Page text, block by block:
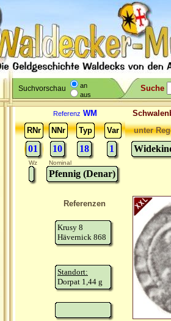
Suchvorschau
an
aus
Suche
Referenz WM
RNr
NNr Typ Var
01 10 18 1
unter
Wz Nominal
Pfennig (Denar)
Referenzen
Krusy 8
Hävernick 868
Standort:
Dorpat 1,44 g